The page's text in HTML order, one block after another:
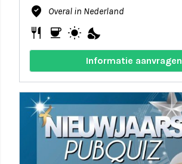
where_to_vote Overal in Nederland
restaurant coffee wb_sunny nights_stay
Informatie aanvragen